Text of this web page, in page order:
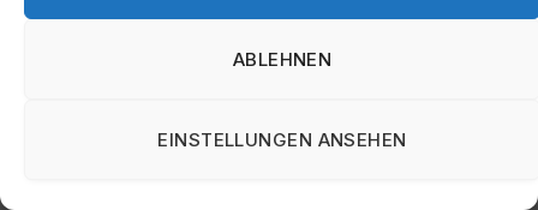
ABLEHNEN
EINSTELLUNGEN ANSEHEN
Bundesverband Deutscher Inkasso-